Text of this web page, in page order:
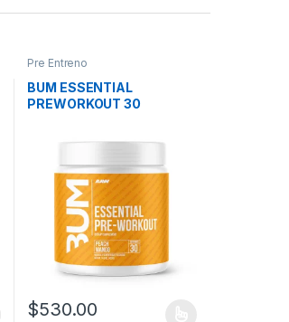
Pre Entreno
BUM ESSENTIAL
PREWORKOUT 30
$530.00